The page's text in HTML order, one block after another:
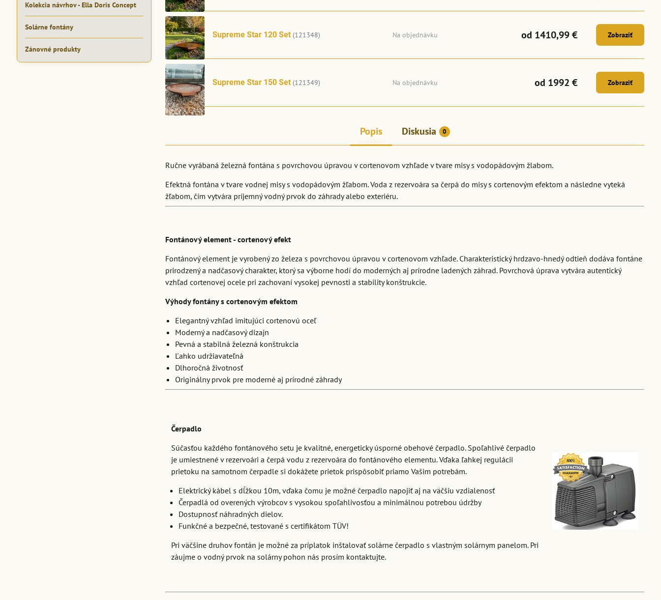
Popis Diskusia 0
Ručne vyrábaná železná fontána s povrchovou úpravou v cortenovom vzhľade v tvare misy s vodopádovým žlabom.
Efektná fontána v tvare vodnej misy s vodopádovým žľabom. Voda z rezervoára sa čerpá do misy s cortenovým efektom a následne vyteká
žľabom, čím vytvára príjemný vodný prvok do záhrady alebo exteriéru.
Fontánový element - cortenový efekt
Fontánový element je vyrobený zo železa s povrchovou úpravou v cortenovom vzhľade. Charakteristický hrdzavo-hnedý odtieň dodáva fontáne
prirodzený a nadčasový charakter, ktorý sa výborne hodí do moderných aj prírodne ladených záhrad. Povrchová úprava vytvára autentický
vzhľad cortenovej ocele pri zachovaní vysokej pevnosti a stability konštrukcie.
Výhody fontány s cortenovým efektom
Elegantný vzhľad imitujúci cortenovú oceľ
Moderný a nadčasový dizajn
Pevná a stabilná železná konštrukcia
Ľahko udržiavateľná
Dlhoročná životnosť
Originálny prvok pre moderné aj prírodné záhrady
Čerpadlo
Súčasťou každého fontánového setu je kvalitné, energeticky úsporné obehové čerpadlo. Spoľahlivé čerpadlo
je umiestnené v rezervoári a čerpá vodu z rezervoára do fontánového elementu. Vďaka ľahkej regulácii
prietoku na samotnom čerpadle si dokážete prietok prispôsobiť priamo Vašim potrebám.
Elektrický kábel s dĺžkou 10m, vďaka čomu je možné čerpadlo napojiť aj na väčšiu vzdialenosť
Čerpadlá od overených výrobcov s vysokou spoľahlivosťou a minimálnou potrebou údržby
Dostupnosť náhradných dielov.
Funkčné a bezpečné, testované s certifikátom TÜV!
Pri väčšine druhov fontán je možné za príplatok inštalovať solárne čerpadlo s vlastným solárnym panelom. Pri
záujme o vodný prvok na solárny pohon nás prosím kontaktujte.
Supreme Star 120 Set (121348) Na objednávku od 1410,99 € Zobraziť
Supreme Star 150 Set (121349) Na objednávku od 1992 € Zobraziť
Kolekcia návrhov - Ella Doris Concept
Solárne fontány
Zánovné produkty